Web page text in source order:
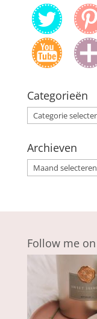
Categorieën
Categorieën
Archieven
Archieven
Follow me